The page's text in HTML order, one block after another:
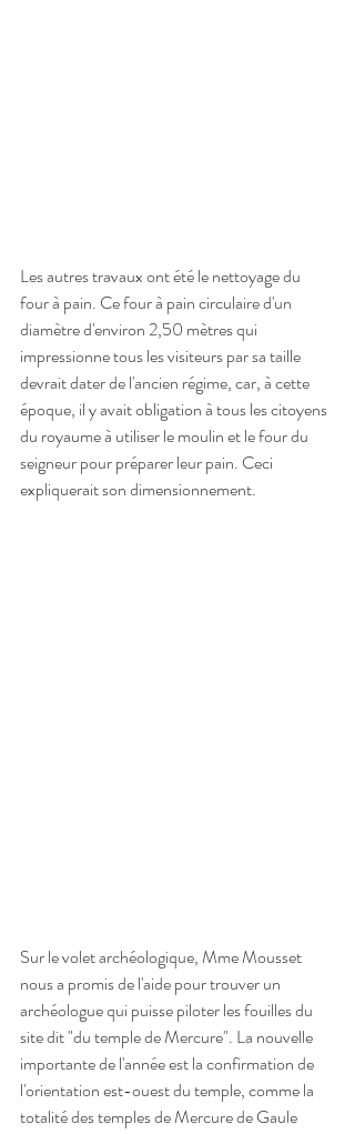
Les autres travaux ont été le nettoyage du
four à pain. Ce four à pain circulaire d'un
diamètre d'environ 2,50 mètres qui
impressionne tous les visiteurs par sa taille
devrait dater de l'ancien régime, car, à cette
époque, il y avait obligation à tous les citoyens
du royaume à utiliser le moulin et le four du
seigneur pour préparer leur pain. Ceci
expliquerait son dimensionnement.
Sur le volet archéologique, Mme Mousset
nous a promis de l'aide pour trouver un
archéologue qui puisse piloter les fouilles du
site dit "du temple de Mercure". La nouvelle
importante de l'année est la confirmation de
l'orientation est-ouest du temple, comme la
totalité des temples de Mercure de Gaule